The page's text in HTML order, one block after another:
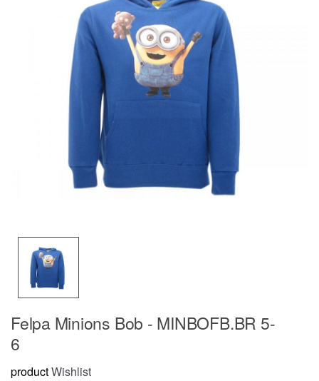
Felpa Minions Bob - MINBOFB.BR 5-
6
productWishlist